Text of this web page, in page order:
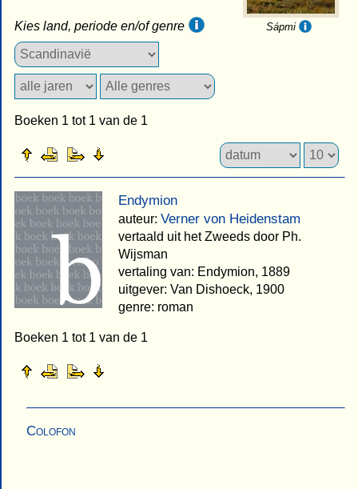
Sápmi
Kies land, periode en/of genre
Boeken 1 tot 1 van de 1
Endymion
auteur: Verner von Heidenstam
vertaald uit het Zweeds door Ph.
Wijsman
vertaling van: Endymion, 1889
uitgever: Van Dishoeck, 1900
genre: roman
Boeken 1 tot 1 van de 1
Colofon